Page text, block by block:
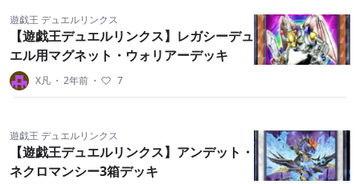
遊戯王 デュエルリンクス
【遊戯王デュエルリンクス】レガシーデュ
エル用マグネット・ウォリアーデッキ
X凡 ・ 2年前 ・ 7
遊戯王 デュエルリンクス
【遊戯王デュエルリンクス】アンデット・
ネクロマンシー3箱デッキ